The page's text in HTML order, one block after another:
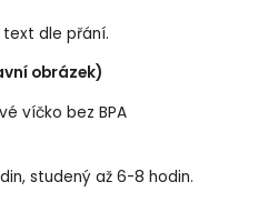
dle přání.
obrázek)
víčko bez BPA
studený až 6-8 hodin.